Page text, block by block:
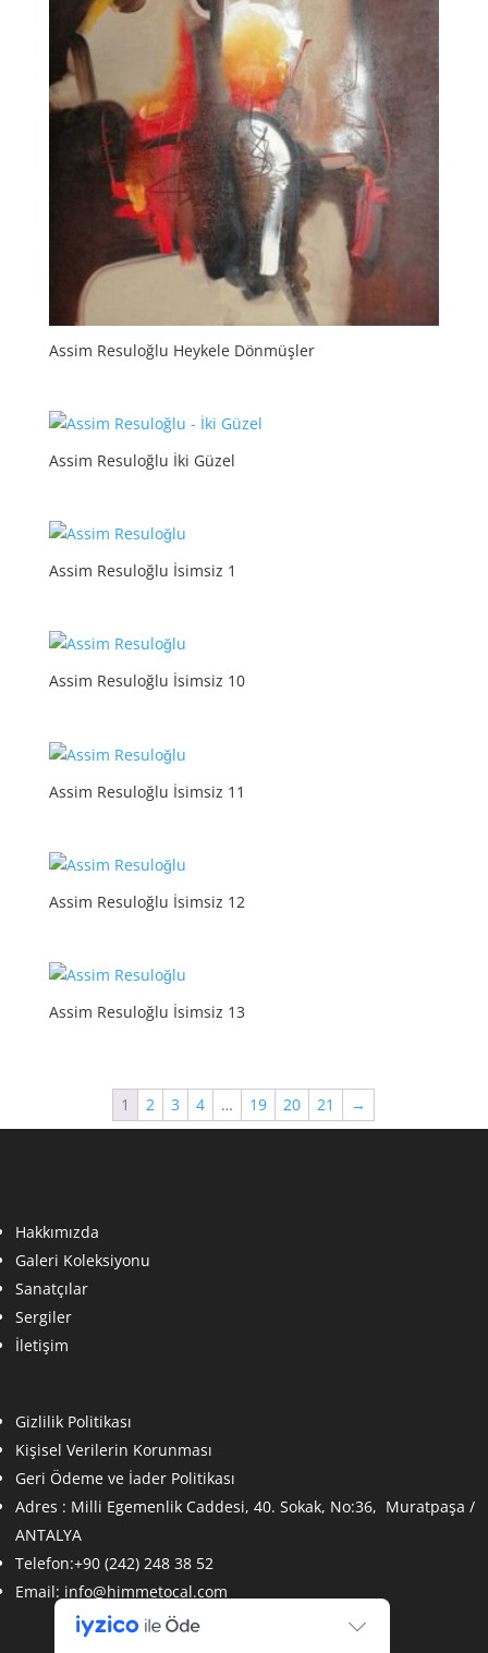
Assim Resuloğlu Heykele Dönmüşler
Assim Resuloğlu İki Güzel
Assim Resuloğlu İsimsiz 1
Assim Resuloğlu İsimsiz 10
Assim Resuloğlu İsimsiz 11
Assim Resuloğlu İsimsiz 12
Assim Resuloğlu İsimsiz 13
1 2 3 4 … 19 20 21 →
Hakkımızda
Galeri Koleksiyonu
Sanatçılar
Sergiler
İletişim
Gizlilik Politikası
Kişisel Verilerin Korunması
Geri Ödeme ve İader Politikası
Adres : Milli Egemenlik Caddesi, 40. Sokak, No:36, Muratpaşa /
ANTALYA
Telefon:+90 (242) 248 38 52
Email: info@himmetocal.com